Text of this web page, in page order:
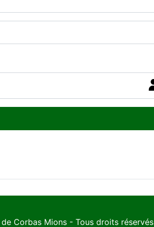
Corbas Mions - Tous droits réservés